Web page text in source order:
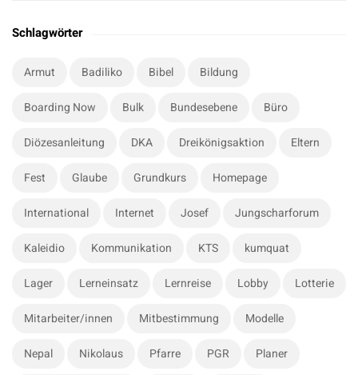
t
a
Schlagwörter
Armut Badiliko Bibel Bildung
Boarding Now Bulk Bundesebene Büro
Diözesanleitung DKA Dreikönigsaktion Eltern
Fest Glaube Grundkurs Homepage
International Internet Josef Jungscharforum
Kaleidio Kommunikation KTS kumquat
Lager Lerneinsatz Lernreise Lobby Lotterie
Mitarbeiter/innen Mitbestimmung Modelle
Nepal Nikolaus Pfarre PGR Planer